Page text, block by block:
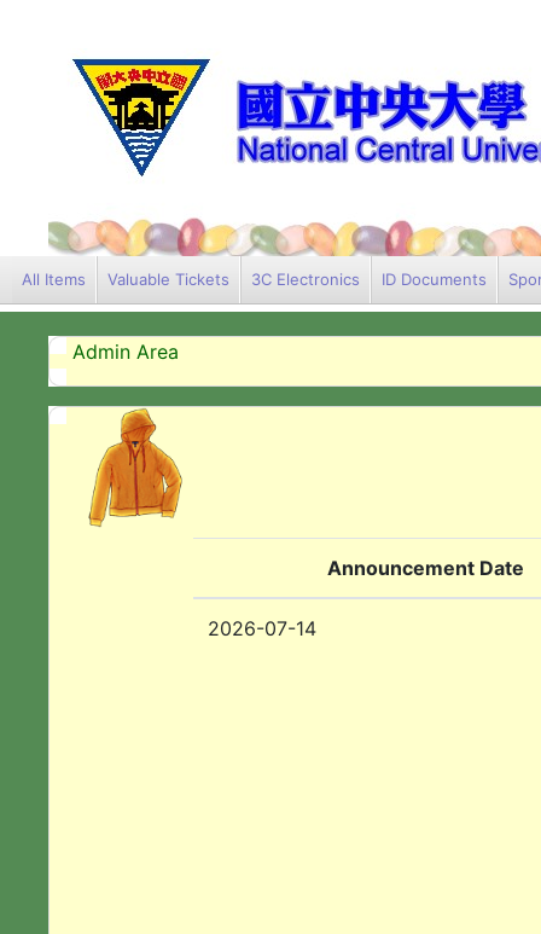
All Items Valuable Tickets 3C Electronics ID Documents
Admin Area
Announcement Date
2026-07-14